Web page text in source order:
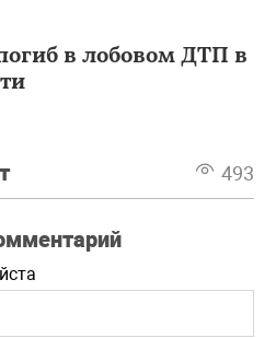
в лобовом ДТП в
493